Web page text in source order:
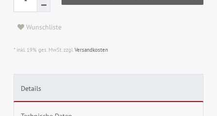
Wunschliste
* inkl. 19% ges. MwSt. zzgl.Versandkosten
Details